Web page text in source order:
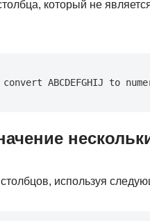
который не
ABCDEFGHIJ to
используя